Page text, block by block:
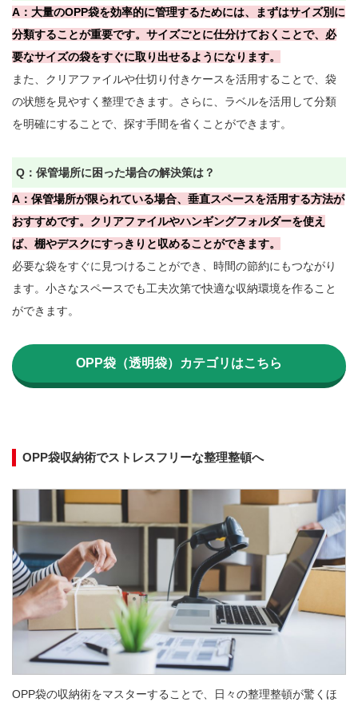
A：大量のOPP袋を効率的に管理するためには、まずはサイズ別に
分類することが重要です。サイズごとに仕分けておくことで、必
要なサイズの袋をすぐに取り出せるようになります。
また、クリアファイルや仕切り付きケースを活用することで、袋
の状態を見やすく整理できます。さらに、ラベルを活用して分類
を明確にすることで、探す手間を省くことができます。
Q：保管場所に困った場合の解決策は？
A：保管場所が限られている場合、垂直スペースを活用する方法が
おすすめです。クリアファイルやハンギングフォルダーを使え
ば、棚やデスクにすっきりと収めることができます。
必要な袋をすぐに見つけることができ、時間の節約にもつながり
ます。小さなスペースでも工夫次第で快適な収納環境を作ること
ができます。
OPP袋（透明袋）カテゴリはこちら
OPP袋収納術でストレスフリーな整理整頓へ
OPP袋の収納術をマスターすることで、日々の整理整頓が驚くほ